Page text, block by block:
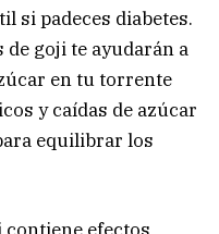
si padeces diabetes.
de goji te ayudarán a
en tu torrente
y caídas de azúcar
equilibrar los